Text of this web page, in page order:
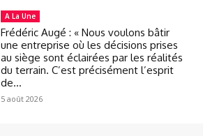
A La Une
Frédéric Augé : « Nous voulons bâtir
une entreprise où les décisions prises
au siège sont éclairées par les réalités
du terrain. C’est précisément l’esprit
de...
5 août 2026